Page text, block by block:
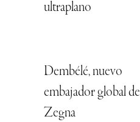
ultraplano
Dembélé, nuevo
embajador global de
Zegna